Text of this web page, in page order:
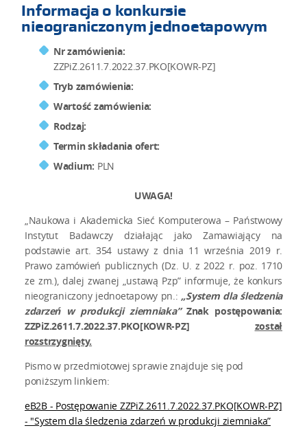
Informacja o konkursie
nieograniczonym jednoetapowym
Nr zamówienia:
ZZPiZ.2611.7.2022.37.PKO[KOWR-PZ]
Tryb zamówienia:
Wartość zamówienia:
Rodzaj:
Termin składania ofert:
Wadium: PLN
UWAGA!
„Naukowa i Akademicka Sieć Komputerowa – Państwowy
Instytut Badawczy działając jako Zamawiający na
podstawie art. 354 ustawy z dnia 11 września 2019 r.
Prawo zamówień publicznych (Dz. U. z 2022 r. poz. 1710
ze zm.), dalej zwanej „ustawą Pzp” informuje, że konkurs
nieograniczony jednoetapowy pn.: „System dla śledzenia
zdarzeń w produkcji ziemniaka”Znak postępowania:
ZZPiZ.2611.7.2022.37.PKO[KOWR-PZ] został
rozstrzygnięty.
Pismo w przedmiotowej sprawie znajduje się pod
poniższym linkiem:
eB2B - Postępowanie ZZPiZ.2611.7.2022.37.PKO[KOWR-PZ]
- "System dla śledzenia zdarzeń w produkcji ziemniaka”